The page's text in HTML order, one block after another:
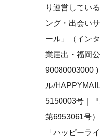
り運営してい
ング・出会い
ール」（イン
業届出・福岡
90080003000
ル/
5150003号｜
第6953061号
「ハッピーラ